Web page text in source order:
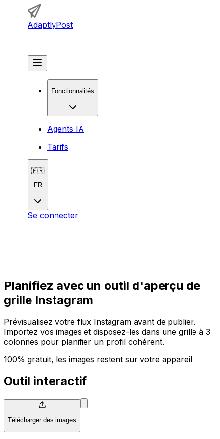
AdaptlyPost
Fonctionnalités
Agents IA
Tarifs
🇫🇷
FR
Se connecter
Planifiez avec un outil d'aperçu de
grille Instagram
Prévisualisez votre flux Instagram avant de publier.
Importez vos images et disposez-les dans une grille à 3
colonnes pour planifier un profil cohérent.
100% gratuit, les images restent sur votre appareil
Outil interactif
Télécharger des images